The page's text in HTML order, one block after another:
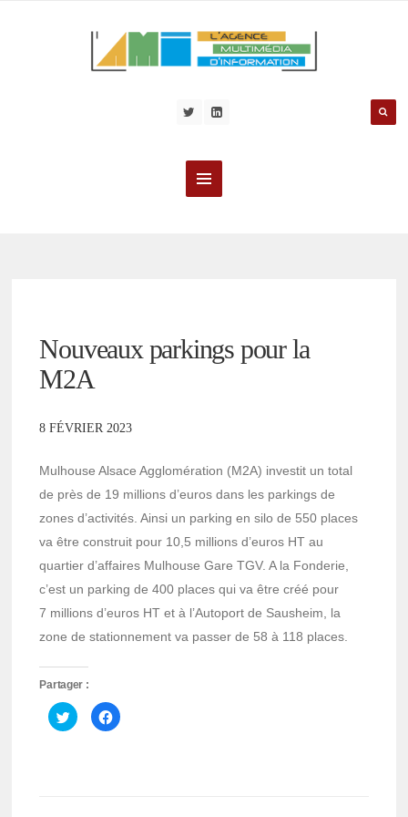
Nouveaux parkings pour la
M2A
8 FÉVRIER 2023
Mulhouse Alsace Agglomération (M2A) investit un total
de près de 19 millions d’euros dans les parkings de
zones d’activités. Ainsi un parking en silo de 550 places
va être construit pour 10,5 millions d’euros HT au
quartier d’affaires Mulhouse Gare TGV. A la Fonderie,
c’est un parking de 400 places qui va être créé pour
7 millions d’euros HT et à l’Autoport de Sausheim, la
zone de stationnement va passer de 58 à 118 places.
Partager :
Cliquez
pour
partager
Cliquez
pour